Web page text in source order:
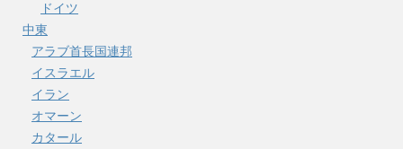
ドイツ
中東
アラブ首長国連邦
イスラエル
イラン
オマーン
カタール